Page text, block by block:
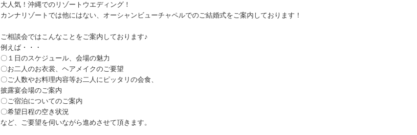
大人気！沖縄でのリゾートウエディング！
カンナリゾートでは他にはない、オーシャンビューチャペルでのご結婚式をご案内しております！
ご相談会ではこんなことをご案内しております♪
例えば・・・
〇１日のスケジュール、会場の魅力
〇お二人のお衣裳、ヘアメイクのご要望
〇ご人数やお料理内容等お二人にピッタリの会食、
披露宴会場のご案内
〇ご宿泊についてのご案内
〇希望日程の空き状況
など、ご要望を伺いながら進めさせて頂きます。